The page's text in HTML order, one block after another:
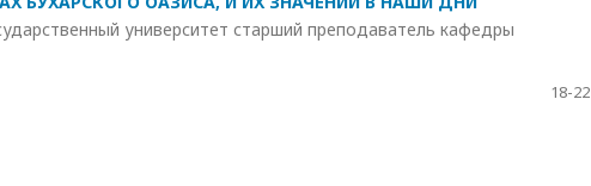
университет старший преподаватель кафедры
18-22